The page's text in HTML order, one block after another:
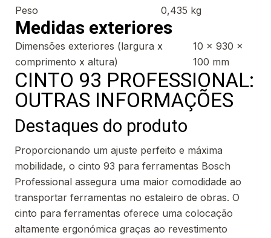
Peso
0,435 kg
Medidas exteriores
Dimensões exteriores (largura x
comprimento x altura)
10 x 930 x
100 mm
CINTO 93 PROFESSIONAL:
OUTRAS INFORMAÇÕES
Destaques do produto
Proporcionando um ajuste perfeito e máxima
mobilidade, o cinto 93 para ferramentas Bosch
Professional assegura uma maior comodidade ao
transportar ferramentas no estaleiro de obras. O
cinto para ferramentas oferece uma colocação
altamente ergonómica graças ao revestimento